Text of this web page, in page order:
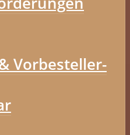
Vorbesteller-